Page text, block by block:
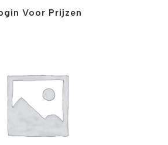
Voor Prijzen